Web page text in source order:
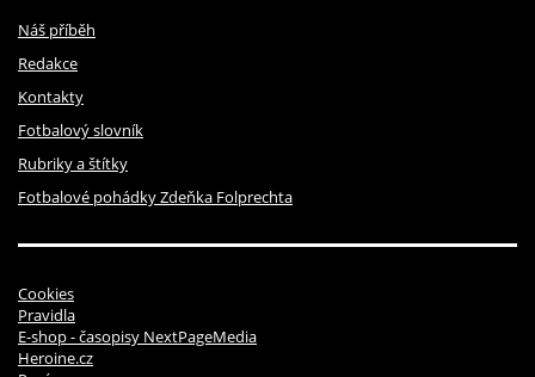
Náš příběh
Redakce
Kontakty
Fotbalový slovník
Rubriky a štítky
Fotbalové pohádky Zdeňka Folprechta
Cookies
Pravidla
E-shop - časopisy NextPageMedia
Heroine.cz